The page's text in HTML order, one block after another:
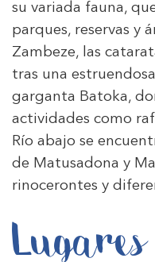
su variada fauna,
parques, reservas y
Zambeze, las
tras una
garganta Batoka,
actividades como
Río abajo se
de Matusadona y
rinocerontes y